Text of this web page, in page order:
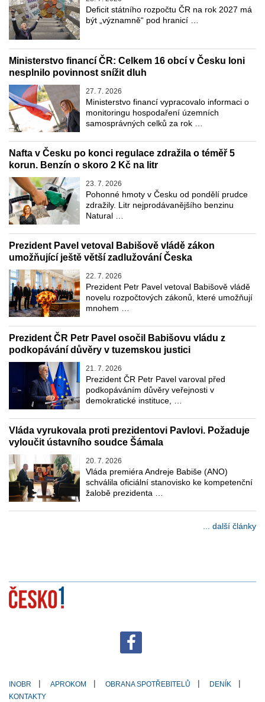
Deficit státního rozpočtu ČR na rok 2027 má
být „významně“ pod hranicí …
Ministerstvo financí ČR: Celkem 16 obcí v Česku loni
nesplnilo povinnost snížit dluh
27. 7. 2026
Ministerstvo financí vypracovalo informaci o
monitoringu hospodaření územních
samosprávných celků za rok …
Nafta v Česku po konci regulace zdražila o téměř 5
korun. Benzín o skoro 2 Kč na litr
23. 7. 2026
Pohonné hmoty v Česku od pondělí prudce
zdražily. Litr nejprodávanějšího benzinu
Natural …
Prezident Pavel vetoval Babišově vládě zákon
umožňující ještě větší zadlužování Česka
22. 7. 2026
Prezident Petr Pavel vetoval Babišově vládě
novelu rozpočtových zákonů, které umožňují
mnohem …
Prezident ČR Petr Pavel osočil Babišovu vládu z
podkopávání důvěry v tuzemskou justici
21. 7. 2026
Prezident ČR Petr Pavel varoval před
podkopáváním důvěry veřejnosti v
demokratické instituce, …
Vláda vyrukovala proti prezidentovi Pavlovi. Požaduje
vyloučit ústavního soudce Šámala
20. 7. 2026
Vláda premiéra Andreje Babiše (ANO)
schválila oficiální stanovisko ke kompetenční
žalobě prezidenta …
... další články
INOBR APROKOM OBRANA SPOTŘEBITELŮ
DENÍK
KONTAKTY